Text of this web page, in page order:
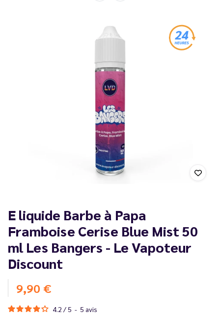
E liquide Barbe à Papa
Framboise Cerise Blue Mist 50
ml Les Bangers - Le Vapoteur
Discount
9,90 €
4.2 / 5 - 5 avis